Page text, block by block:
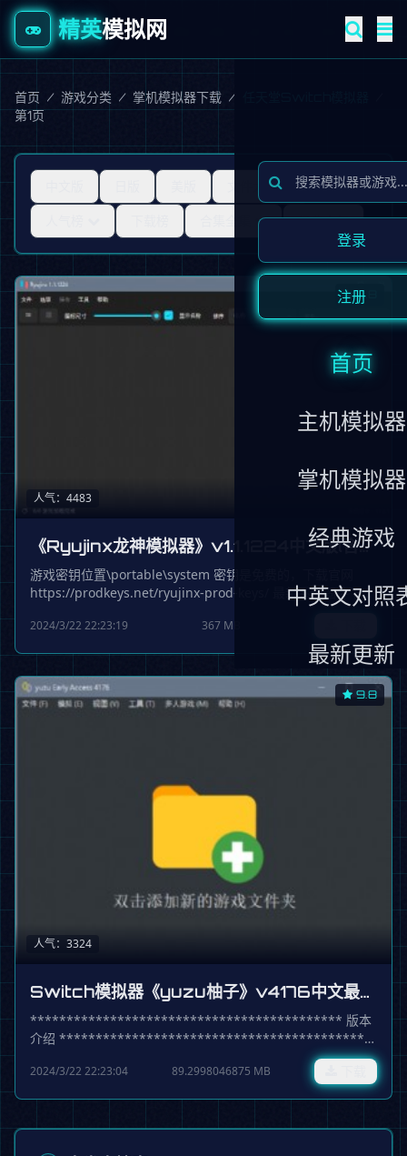
精英模拟网
登录
注册
首页
主机模拟器
掌机模拟器
经典游戏
中英文对照
最新更新
首页 / 游戏分类 / 掌机模拟器下载 /
第1页
文件大小
经典人气
9.8
人气：4483
《Ryujinx龙神模拟器》v1.1.1224中文版(含密
钥keys17.0.1)
游戏密钥位置\portable\system 密钥是免费的，下载官网
https://prodkeys.net/ryujinx-prod-keys/ 最新系统固件下载
地址：https://prodkeys.net/switch-firmwares/ 官网最新版
本：https://ryujinx.org/download 第一运行模拟器后，需设
文是为简体中文 游戏会检测系统设置，设置决定游戏默认的显
示语言和一切其他的内容 添加游戏的方法： 1、点击菜单栏
2024/3/22 22:23:19 367 MB
9.8
人气：3324
Switch模拟器《yuzu柚子》v4176中文最终
版
******************************************* 版本
介绍 *******************************************
access 4176 (2024-03-01) 最终版
******************************************* 运行
******************************************* 双击
2024/3/22 22:23:04 89.2998046875 MB